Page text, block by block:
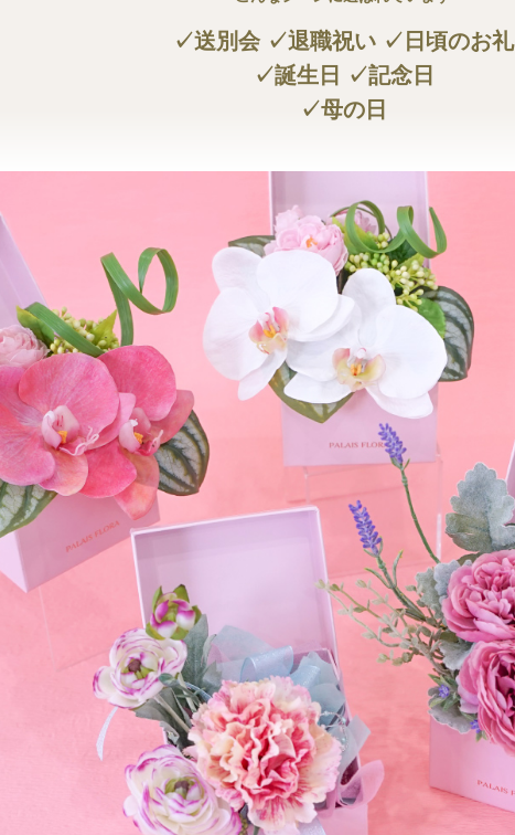
✓送別会 ✓退職祝い ✓日頃のお礼
✓誕生日 ✓記念日
✓母の日